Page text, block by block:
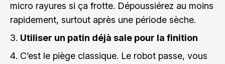
micro rayures si ça frotte. Dépoussiérez au moins
rapidement, surtout après une période sèche.
Utiliser un patin déjà sale pour la finition
C’est le piège classique. Le robot passe, vous